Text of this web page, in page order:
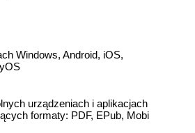
Windows, Android, iOS,
urządzeniach i aplikacjach
formaty: PDF, EPub, Mobi